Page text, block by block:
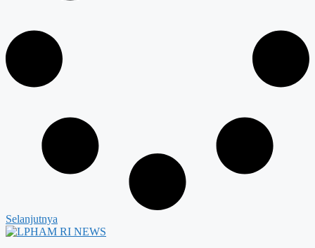
Selanjutnya